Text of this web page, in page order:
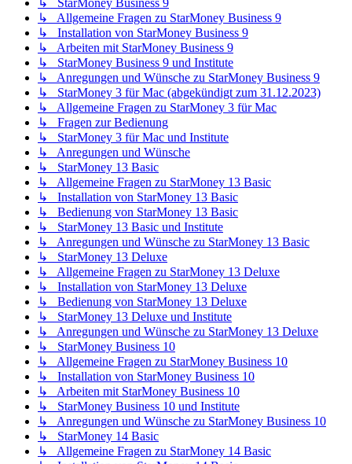
↳ StarMoney Business 9
↳ Allgemeine Fragen zu StarMoney Business 9
↳ Installation von StarMoney Business 9
↳ Arbeiten mit StarMoney Business 9
↳ StarMoney Business 9 und Institute
↳ Anregungen und Wünsche zu StarMoney Business 9
↳ StarMoney 3 für Mac (abgekündigt zum 31.12.2023)
↳ Allgemeine Fragen zu StarMoney 3 für Mac
↳ Fragen zur Bedienung
↳ StarMoney 3 für Mac und Institute
↳ Anregungen und Wünsche
↳ StarMoney 13 Basic
↳ Allgemeine Fragen zu StarMoney 13 Basic
↳ Installation von StarMoney 13 Basic
↳ Bedienung von StarMoney 13 Basic
↳ StarMoney 13 Basic und Institute
↳ Anregungen und Wünsche zu StarMoney 13 Basic
↳ StarMoney 13 Deluxe
↳ Allgemeine Fragen zu StarMoney 13 Deluxe
↳ Installation von StarMoney 13 Deluxe
↳ Bedienung von StarMoney 13 Deluxe
↳ StarMoney 13 Deluxe und Institute
↳ Anregungen und Wünsche zu StarMoney 13 Deluxe
↳ StarMoney Business 10
↳ Allgemeine Fragen zu StarMoney Business 10
↳ Installation von StarMoney Business 10
↳ Arbeiten mit StarMoney Business 10
↳ StarMoney Business 10 und Institute
↳ Anregungen und Wünsche zu StarMoney Business 10
↳ StarMoney 14 Basic
↳ Allgemeine Fragen zu StarMoney 14 Basic